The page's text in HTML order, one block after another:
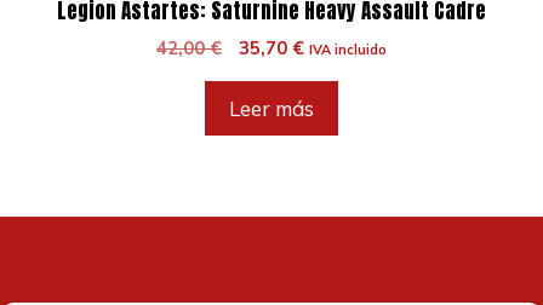
Legion Astartes: Saturnine Heavy Assault Cadre
42,00€
El
original
era:
35,70 €El
es:
IVA incluido
Leer más